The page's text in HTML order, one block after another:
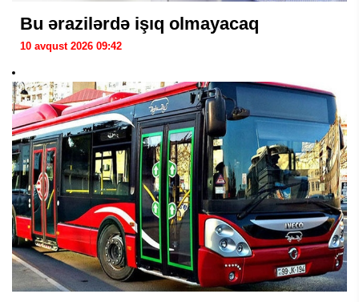
Bu ərazilərdə işıq olmayacaq
10 avqust 2026 09:42